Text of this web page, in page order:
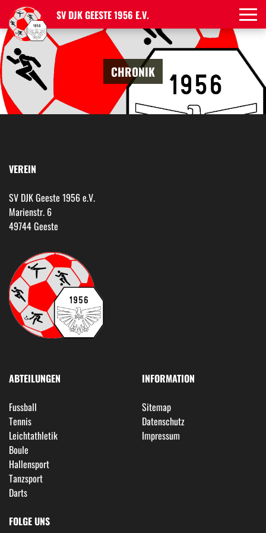
SV DJK GEESTE 1956 E.V.
CHRONIK
VEREIN
SV DJK Geeste 1956 e.V.
Marienstr. 6
49744 Geeste
ABTEILUNGEN
Fussball
Tennis
Leichtathletik
Boule
Hallensport
Tanzsport
Darts
INFORMATION
Sitemap
Datenschutz
Impressum
FOLGE UNS